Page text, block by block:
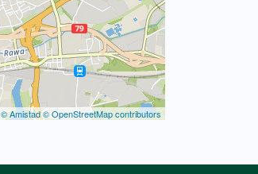
© Amistad© OpenStreetMap contributors